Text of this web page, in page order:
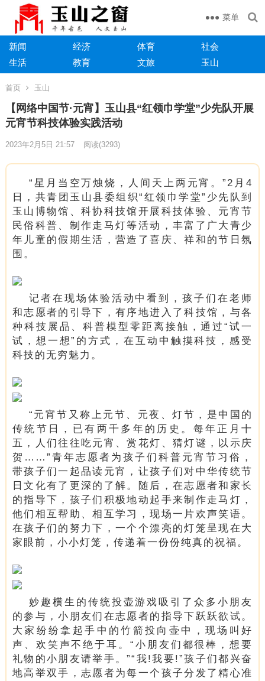
菜单
新闻 经济 体育
社会
生活
教育 文旅 玉山
首页 玉山
【网络中国节·元宵】玉山县“红领巾学堂”少先队开展
元宵节科技体验实践活动
2023年2月5日 21:57 阅读(3293)
“星月当空万烛烧，人间天上两元宵。”2月4
日，共青团玉山县委组织“红领巾学堂”少先队到
玉山博物馆、科协科技馆开展科技体验、元宵节
民俗科普、制作走马灯等活动，丰富了广大青少
年儿童的假期生活，营造了喜庆、祥和的节日氛
围。
记者在现场体验活动中看到，孩子们在老师
和志愿者的引导下，有序地进入了科技馆，与各
种科技展品、科普模型零距离接触，通过“试一
试，想一想”的方式，在互动中触摸科技，感受
科技的无穷魅力。
“元宵节又称上元节、元夜、灯节，是中国的
传统节日，已有两千多年的历史。每年正月十
五，人们往往吃元宵、赏花灯、猜灯谜，以示庆
贺……”青年志愿者为孩子们科普元宵节习俗，
带孩子们一起品读元宵，让孩子们对中华传统节
日文化有了更深的了解。随后，在志愿者和家长
的指导下，孩子们积极地动起手来制作走马灯，
他们相互帮助、相互学习，现场一片欢声笑语。
在孩子们的努力下，一个个漂亮的灯笼呈现在大
家眼前，小小灯笼，传递着一份份纯真的祝福。
妙趣横生的传统投壶游戏吸引了众多小朋友
的参与，小朋友们在志愿者的指导下跃跃欲试。
大家纷纷拿起手中的竹箭投向壶中，现场叫好
声、欢笑声不绝于耳。“小朋友们都很棒，想要
礼物的小朋友请举手。”“我!我要!”孩子们都兴奋
地高举双手，志愿者为每一个孩子分发了精心准